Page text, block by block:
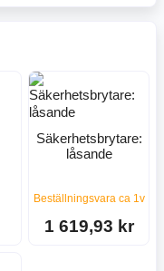
Säkerhetsbrytare:
låsande
Beställningsvara ca 1v
1 619,93 kr